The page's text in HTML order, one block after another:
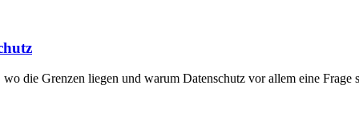
die Grenzen liegen und warum Datenschutz vor allem eine Frage